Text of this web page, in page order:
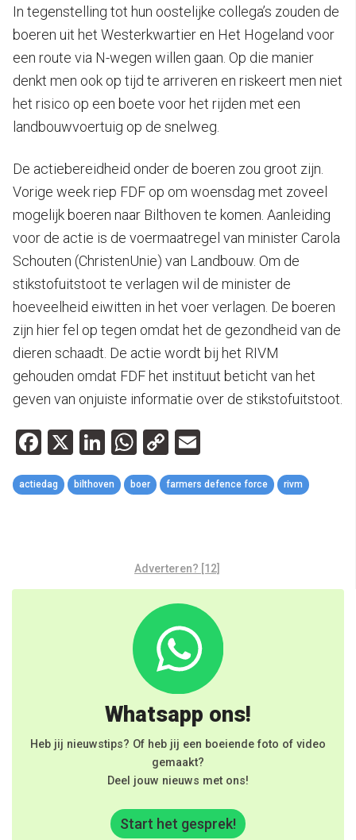
In tegenstelling tot hun oostelijke collega’s zouden de
boeren uit het Westerkwartier en Het Hogeland voor
een route via N-wegen willen gaan. Op die manier
denkt men ook op tijd te arriveren en riskeert men niet
het risico op een boete voor het rijden met een
landbouwvoertuig op de snelweg.
De actiebereidheid onder de boeren zou groot zijn.
Vorige week riep FDF op om woensdag met zoveel
mogelijk boeren naar Bilthoven te komen. Aanleiding
voor de actie is de voermaatregel van minister Carola
Schouten (ChristenUnie) van Landbouw. Om de
stikstofuitstoot te verlagen wil de minister de
hoeveelheid eiwitten in het voer verlagen. De boeren
zijn hier fel op tegen omdat het de gezondheid van de
dieren schaadt. De actie wordt bij het RIVM
gehouden omdat FDF het instituut beticht van het
geven van onjuiste informatie over de stikstofuitstoot.
Facebook
X LinkedIn
WhatsApp
Copy
Link
actiedag bilthoven boer farmers defence force rivm
Adverteren? [12]
Whatsapp ons!
Heb jij nieuwstips? Of heb jij een boeiende foto of video
gemaakt?
Deel jouw nieuws met ons!
Start het gesprek!